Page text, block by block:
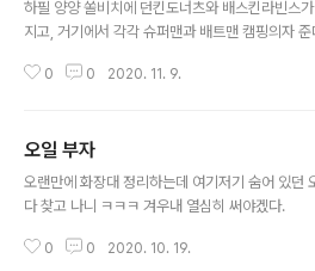
하필 양양 쏠비치에 던킨도너츠와 배스킨라빈스
지고, 거기에서 각각 슈퍼맨과 배트맨 캠핑의자 준
런 콜라보를 하는 줄 몰랐네. 마침 차에 싣고 다닐
면 공원 같은 데서 앉을 수 있지 않을까. ㅋㅋ 슈퍼
의자는 양양에서 출발하기 직전에 커피와 도넛 사
았고, 배스킨라빈스 아이스크림은 숙소 냉동고가
다. 검색해 보니 진작 알았으면 사전 예약해서 좀 더
0 0 2020. 11. 9.
오일 부자
오랜만에 화장대 정리하는데 여기저기 숨어 있던
다 찾고 나니 ㅋㅋㅋ 겨우내 열심히 써야겠다.
0 0 2020. 10. 19.